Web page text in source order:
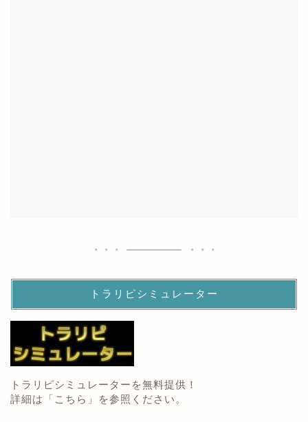
トラリピシミュレーター
トラリピシミュレーターを無料提供！
詳細は「 こちら 」を参照ください。